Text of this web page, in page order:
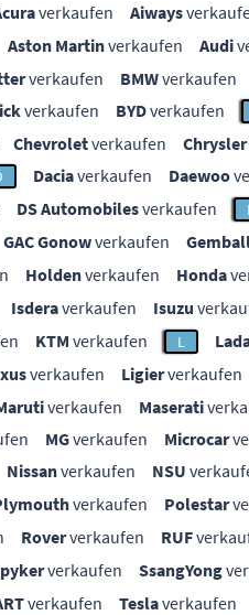
verkaufen Aiways
Aston Martinverkaufen Audi
verkaufen BMWverkaufen
verkaufen BYDverkaufen
Chevroletverkaufen Chrysler
Daciaverkaufen Daewoo
DS Automobilesverkaufen
GAC Gonowverkaufen
Holdenverkaufen Honda
Isderaverkaufen Isuzu
KTM verkaufen L
verkaufen Ligierverkaufen
verkaufen Maserati
MGverkaufen Microcar
Nissanverkaufen NSU
verkaufen Polestar
Roververkaufen RUF
verkaufen SsangYong
verkaufen Teslaverkaufen